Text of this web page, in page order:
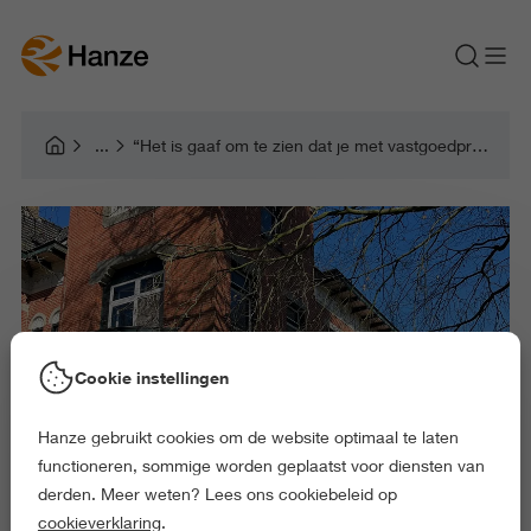
“Het is gaaf om te zien dat je met vastgoedprojecten mensen echt kunt helpen”
Cookie instellingen
Hanze gebruikt cookies om de website optimaal te laten
functioneren, sommige worden geplaatst voor diensten van
derden. Meer weten? Lees ons cookiebeleid op
cookieverklaring.